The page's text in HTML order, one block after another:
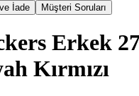
İade Müşteri Soruları
Erkek
Kırmızı